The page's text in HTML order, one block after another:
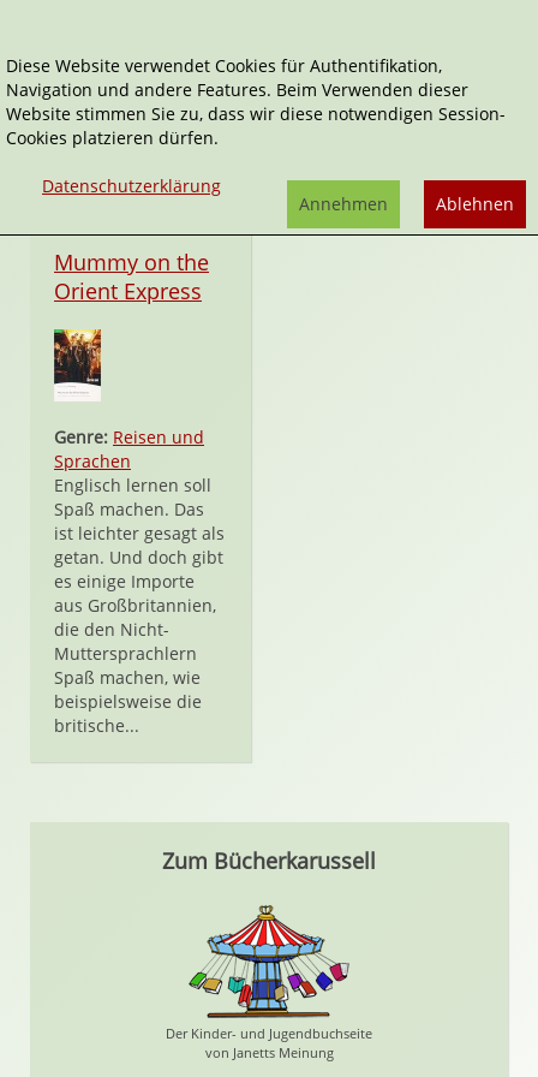
Pearson Education Limited
Mummy on the
Orient Express
Genre: Reisen und
Sprachen
Englisch lernen soll
Spaß machen. Das
ist leichter gesagt als
getan. Und doch gibt
es einige Importe
aus Großbritannien,
die den Nicht-
Muttersprachlern
Spaß machen, wie
beispielsweise die
britische...
Zum Bücherkarussell
Der Kinder- und Jugendbuchseite
von Janetts Meinung
Diese Website verwendet Cookies für Authentifikation,
Navigation und andere Features. Beim Verwenden dieser
Website stimmen Sie zu, dass wir diese notwendigen Session-
Cookies platzieren dürfen.
Datenschutzerklärung
Ablehnen
Annehmen